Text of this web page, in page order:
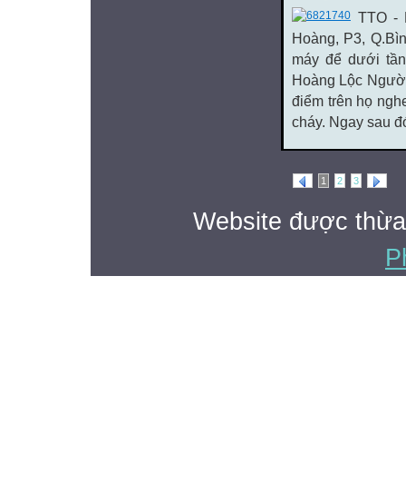
TTO -
Hoàng, P3,
máy để dưới
Hoàng Lộc
điểm trên họ
cháy. Ngay sau
1 2 3
Website được